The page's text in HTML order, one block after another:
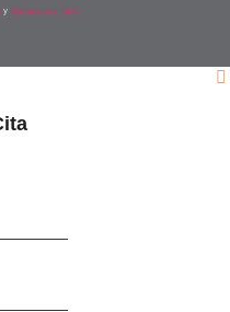
y Optimización SEO